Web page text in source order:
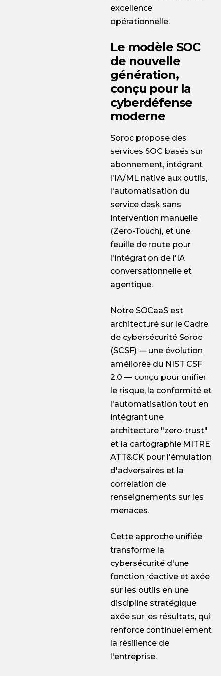
excellence
opérationnelle.
Le modèle SOC
de nouvelle
génération,
conçu pour la
cyberdéfense
moderne
Soroc propose des
services SOC basés sur
abonnement, intégrant
l'IA/ML native aux outils,
l'automatisation du
service desk sans
intervention manuelle
(Zero-Touch), et une
feuille de route pour
l'intégration de l'IA
conversationnelle et
agentique.
Notre SOCaaS est
architecturé sur le Cadre
de cybersécurité Soroc
(SCSF) — une évolution
améliorée du NIST CSF
2.0 — conçu pour unifier
le risque, la conformité et
l'automatisation tout en
intégrant une
architecture "zero-trust"
et la cartographie MITRE
ATT&CK pour l'émulation
d'adversaires et la
corrélation de
renseignements sur les
menaces.
Cette approche unifiée
transforme la
cybersécurité d'une
fonction réactive et axée
sur les outils en une
discipline stratégique
axée sur les résultats, qui
renforce continuellement
la résilience de
l'entreprise.